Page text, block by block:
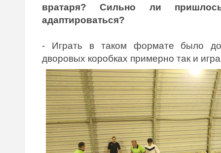
вратаря? Сильно ли
адаптироваться?
- Играть в таком формате было
дворовых коробках примерно так и